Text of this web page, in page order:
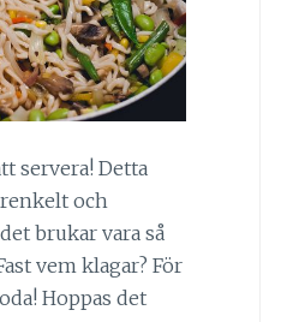
servera! Detta
och
brukar vara så
vem klagar? För
Hoppas det